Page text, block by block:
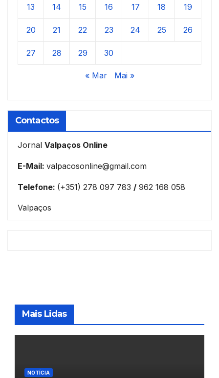
13 14 15 16 17 18 19
20 21 22 23 24 25 26
27 28 29 30
« Mar Mai »
Contactos
Jornal Valpaços Online
E-Mail: valpacosonline@gmail.com
Telefone: (+351) 278 097 783 / 962 168 058
Valpaços
Mais Lidas
NOTÍCIA